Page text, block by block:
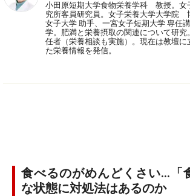
小田原短期大学食物栄養学科 教授。女
究所客員研究員。女子栄養大学大学院
女子大学 助手、一宮女子短期大学 専任
学。肥満と栄養摂取の関連について研
任者（栄養相談も実施）。現在は教壇に
た栄養情報を発信。
食べるのがめんどくさい…「
な状態に対処法はあるのか